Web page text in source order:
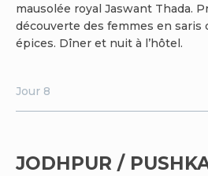
mausolée royal Jaswant Thada.
découverte des femmes en saris
épices. Dîner et nuit à l’hôtel.
Jour 8
JODHPUR /